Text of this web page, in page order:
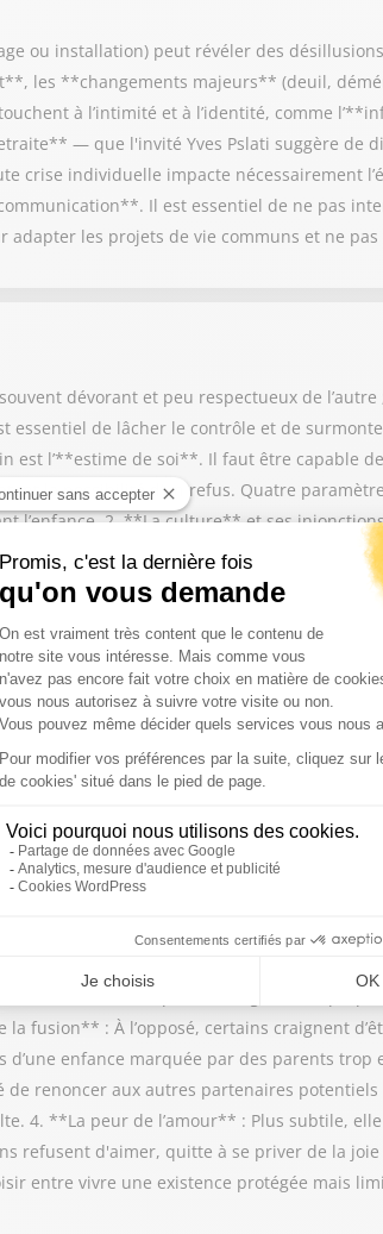
ou installation) peut révéler des
les **changements majeurs** (deuil,
à l’intimité et à l’identité, comme
— que l'invité Yves Pslati suggère de
crise individuelle impacte nécessairement
Il est essentiel de ne pas
adapter les projets de vie communs et ne
dévorant et peu respectueux de
essentiel de lâcher le contrôle et de
est l’**estime de soi**. Il faut être capable
la possibilité d’un refus. Quatre
l’enfance. 2. **La culture** et ses
« venger » un proche à travers ses
aimer est un travail de longue haleine qui
« mue » qui permet de passer de la
» indispensable du couple, assurant le
qui entravent l’engagement et les
elle se manifeste par une angoisse
fusion** : À l’opposé, certains craignent
enfance marquée par des parents
renoncer aux autres partenaires
4. **La peur de l’amour** : Plus subtile,
refusent d'aimer, quitte à se priver de la
entre vivre une existence protégée mais